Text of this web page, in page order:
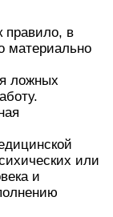
правило, в
материально
ложных
или
и